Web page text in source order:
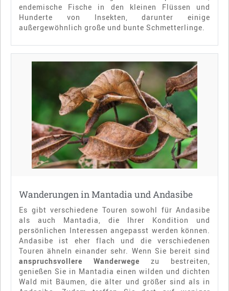
endemische Fische in den kleinen Flüssen und
Hunderte von Insekten, darunter einige
außergewöhnlich große und bunte Schmetterlinge.
Wanderungen in Mantadia und Andasibe
Es gibt verschiedene Touren sowohl für Andasibe
als auch Mantadia, die Ihrer Kondition und
persönlichen Interessen angepasst werden können.
Andasibe ist eher flach und die verschiedenen
Touren ähneln einander sehr. Wenn Sie bereit sind
anspruchsvollere Wanderwege zu bestreiten,
genießen Sie in Mantadia einen wilden und dichten
Wald mit Bäumen, die älter und größer sind als in